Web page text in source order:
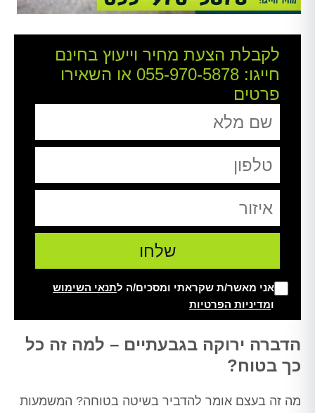
לקבלת הצעת מחיר וייעוץ בחינם
חייגו: 055-970-5878 או השאירו
פרטים
אני מאשר/ת שקראתי ומסכים/ה לתנאי השימוש
ומדיניות הפרטיות
הדברה ירוקה בגבעתיים – למה זה כל
כך בטוח?
מה זה בעצם אומר להדביר בשיטה בטוחה? המשמעות